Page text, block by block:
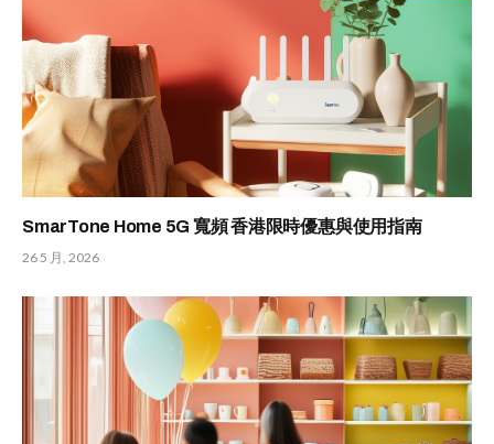
SmarTone Home 5G 寬頻 香港限時優惠與使用指南
26 5 月, 2026